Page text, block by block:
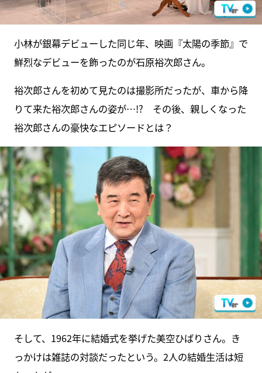
小林が銀幕デビューした同じ年、映画『太陽の季節』で
鮮烈なデビューを飾ったのが石原裕次郎さん。
裕次郎さんを初めて見たのは撮影所だったが、車から降
りて来た裕次郎さんの姿が…!? その後、親しくなった
裕次郎さんの豪快なエピソードとは？
そして、1962年に結婚式を挙げた美空ひばりさん。き
っかけは雑誌の対談だったという。2人の結婚生活は短